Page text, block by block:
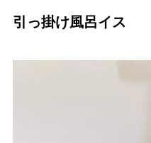
引っ掛け風呂イス